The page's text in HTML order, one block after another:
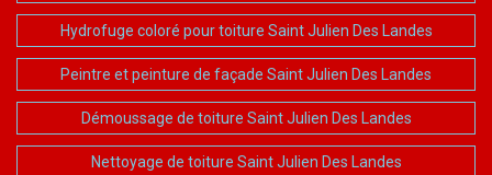
Hydrofuge coloré pour toiture Saint Julien Des Landes
Peintre et peinture de façade Saint Julien Des Landes
Démoussage de toiture Saint Julien Des Landes
Nettoyage de toiture Saint Julien Des Landes